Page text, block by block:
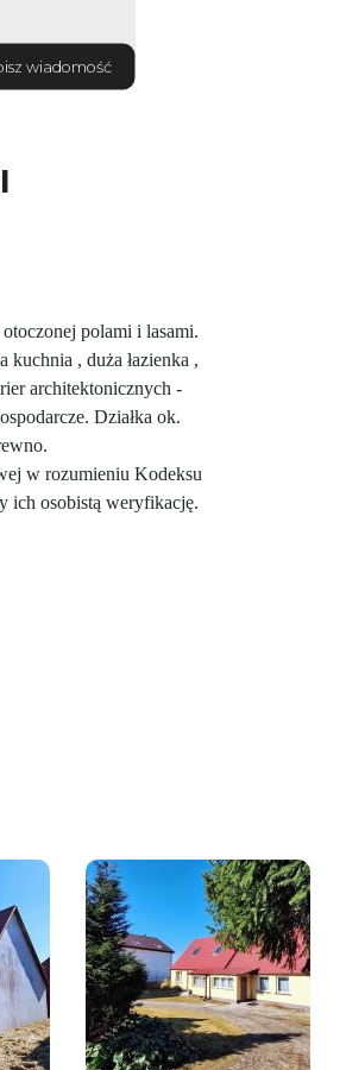
wiadomość
polami i lasami.
, duża łazienka ,
architektonicznych -
Działka ok.
w rozumieniu Kodeksu
ich osobistą weryfikację.